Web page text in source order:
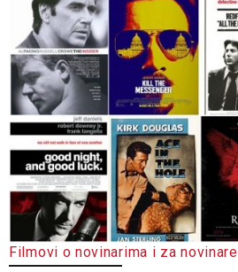
Filmovi o novinarima i za novinare